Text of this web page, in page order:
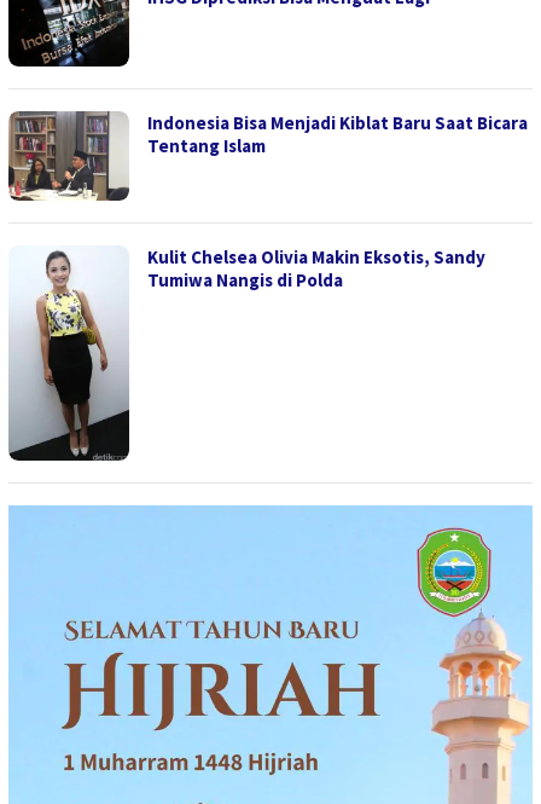
Indonesia Bisa Menjadi Kiblat Baru Saat Bicara
Tentang Islam
Kulit Chelsea Olivia Makin Eksotis, Sandy
Tumiwa Nangis di Polda